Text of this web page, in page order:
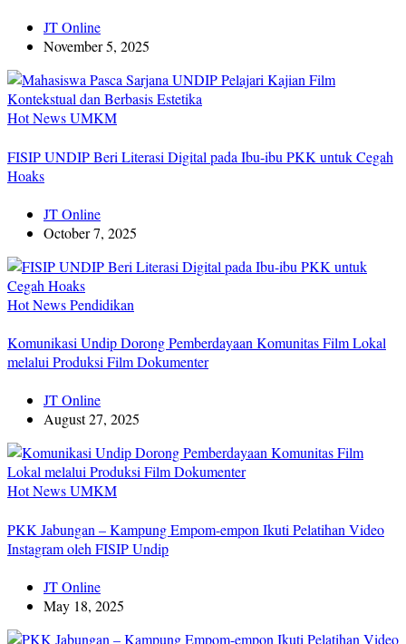
JT Online
November 5, 2025
Hot NewsUMKM
FISIP UNDIP Beri Literasi Digital pada Ibu-ibu PKK untuk Cegah
Hoaks
JT Online
October 7, 2025
Hot NewsPendidikan
Komunikasi Undip Dorong Pemberdayaan Komunitas Film Lokal
melalui Produksi Film Dokumenter
JT Online
August 27, 2025
Hot NewsUMKM
PKK Jabungan – Kampung Empom-empon Ikuti Pelatihan Video
Instagram oleh FISIP Undip
JT Online
May 18, 2025